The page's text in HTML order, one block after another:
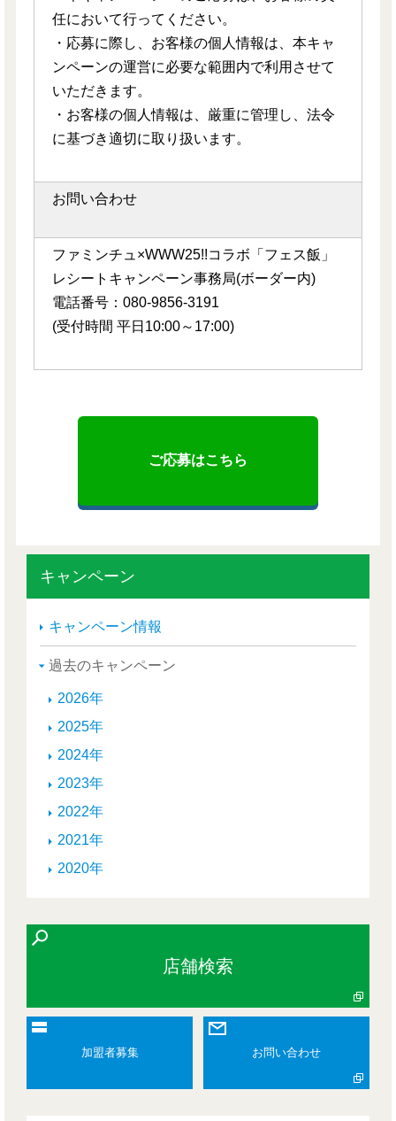
任において行ってください。
・応募に際し、お客様の個人情報は、本キャ
ンペーンの運営に必要な範囲内で利用させて
いただきます。
・お客様の個人情報は、厳重に管理し、法令
に基づき適切に取り扱います。
お問い合わせ
ファミンチュ×WWW25!!コラボ「フェス飯」
レシートキャンペーン事務局(ボーダー内)
電話番号：080-9856-3191
(受付時間 平日10:00～17:00)
ご応募はこちら
キャンペーン
キャンペーン情報
過去のキャンペーン
2026年
2025年
2024年
2023年
2022年
2021年
2020年
店舗検索
加盟者募集 お問い合わせ